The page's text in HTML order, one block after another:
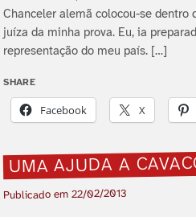
Chanceler alemã colocou-se dentro
juí­za da minha prova. Eu, ia
representação do meu paí­s. […]
SHARE
Facebook X
UMA AJUDA A
Publicado em22/02/2013